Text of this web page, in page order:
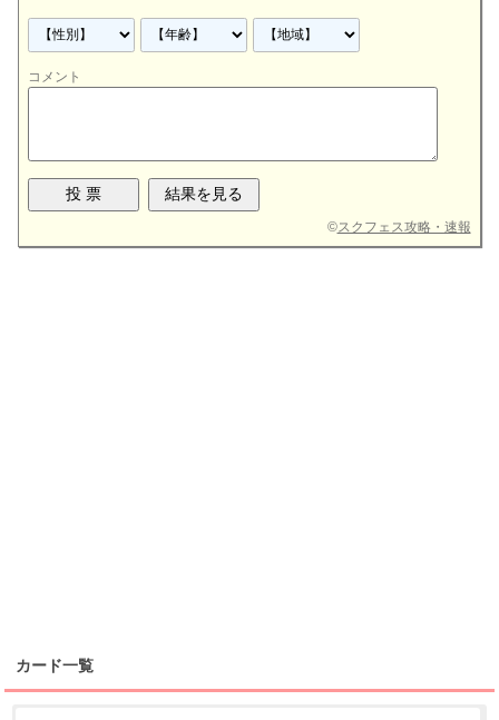
コメント
©スクフェス攻略・速報
カード一覧